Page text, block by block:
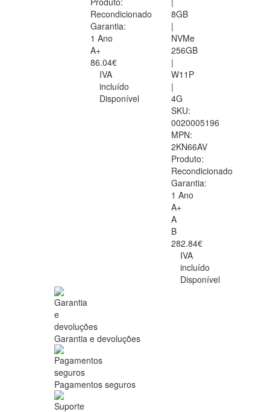
Recondicionado
Garantia:
1 Ano
A+
86.04€
IVA
incluído
Disponível
8GB
|
NVMe
256GB
|
W11P
|
4G
SKU:
0020005196
MPN:
2KN66AV
Produto:
Recondicionado
Garantia:
1 Ano
A+
A
B
282.84€
IVA
incluído
Disponível
Garantia e devoluções
Pagamentos seguros